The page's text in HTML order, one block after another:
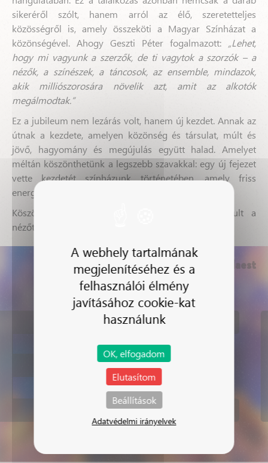
sikeréről szólt, hanem arról az élő, szeretetteljes
közösségről is, amely összeköti a Magyar Színházat a
közönségével. Ahogy Geszti Péter fogalmazott: „Lehet,
hogy mi vagyunk a szerzők, de ti vagytok a szorzók – a
nézők, a színészek, a táncosok, az ensemble, mindazok,
akik milliószorosára növelik azt, amit az alkotók
megálmodtak.”
Ez a jubileum nem lezárás volt, hanem új kezdet. Annak az
útnak a kezdete, amelyen közönség és társulat, múlt és
jövő, hagyomány és megújulás együtt halad. Amelyet
méltán köszönthetünk a legszebb szavakkal: egy új fejezet
vette kezdetét színházunk történetében, amely friss
energiával tölti meg az előttünk álló évadot.
Köszönjük mindenkinek, aki jelen volt, hozzájárult a
nézőtér megújulásához, és együtt ünnepelt velünk!
Nézőtér-avató gálaest
A webhely tartalmának
megjelenítéséhez és a
felhasználói élmény
javításához cookie-kat
használunk
OK, elfogadom
Elutasítom
Beállítások
Adatvédelmi irányelvek